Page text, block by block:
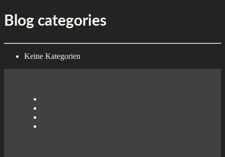
Blog categories
Keine Kategorien